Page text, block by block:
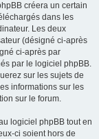
créera un certain
dans les
Les deux
(désigné ci-après
ci-après par
par le logiciel phpBB.
sur les sujets de
informations sur les
sur le forum.
logiciel phpBB tout en
ci soient hors de